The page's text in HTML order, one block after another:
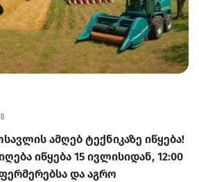
0
ამღებ ტექნიკაზე იწყება!
იწყება 15 ივლისიდან, 12:00
და აგრო